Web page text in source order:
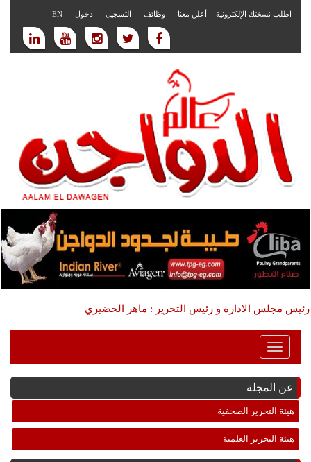
اطلب نسختك الإلكترونية أعلن معنا وظائف التسجيل دخول EN
رئيس مجلس الادارة و رئيس التحرير : ماهر الخضيري
Toggle
Navigation
عن المجلة
هيئة التحرير الصحفية
هيئة التحرير العلمية